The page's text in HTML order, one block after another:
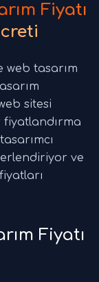
Fiyatı
web tasarım
sitesi
fiyatlandırma
ve
Fiyatı